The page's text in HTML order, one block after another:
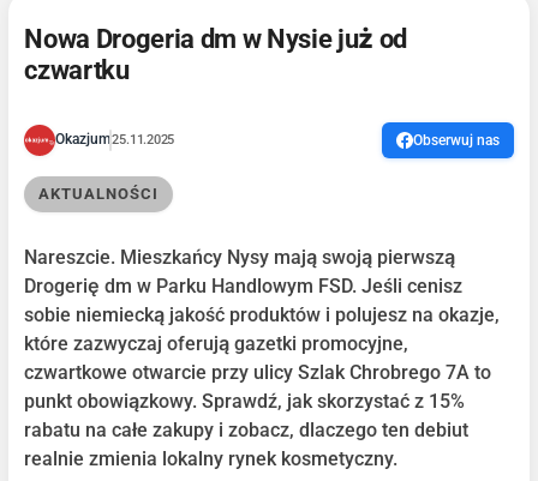
Nowa Drogeria dm w Nysie już od
czwartku
Okazjum25.11.2025 Obserwuj nas
AKTUALNOŚCI
Nareszcie. Mieszkańcy Nysy mają swoją pierwszą
Drogerię dm w Parku Handlowym FSD. Jeśli cenisz
sobie niemiecką jakość produktów i polujesz na okazje,
które zazwyczaj oferują gazetki promocyjne,
czwartkowe otwarcie przy ulicy Szlak Chrobrego 7A to
punkt obowiązkowy. Sprawdź, jak skorzystać z 15%
rabatu na całe zakupy i zobacz, dlaczego ten debiut
realnie zmienia lokalny rynek kosmetyczny.